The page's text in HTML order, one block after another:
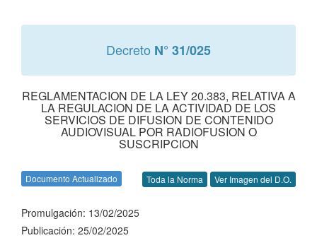
Decreto N° 31/025
REGLAMENTACION DE LA LEY 20.383, RELATIVA A
LA REGULACION DE LA ACTIVIDAD DE LOS
SERVICIOS DE DIFUSION DE CONTENIDO
AUDIOVISUAL POR RADIOFUSION O
SUSCRIPCION
Documento Actualizado Toda la Norma Ver Imagen del D.O.
Promulgación: 13/02/2025
Publicación: 25/02/2025